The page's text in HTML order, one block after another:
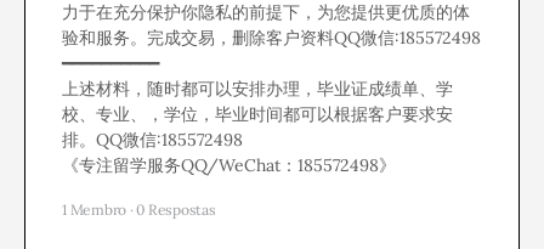
力于在充分保护你隐私的前提下，为您提供更优质的体
验和服务。完成交易，删除客户资料QQ微信:185572498
━━━━━━━━━━
上述材料，随时都可以安排办理，毕业证成绩单、学
校、专业、，学位，毕业时间都可以根据客户要求安
排。QQ微信:185572498
《专注留学服务QQ/WeChat：185572498》
1 Membro · 0 Respostas